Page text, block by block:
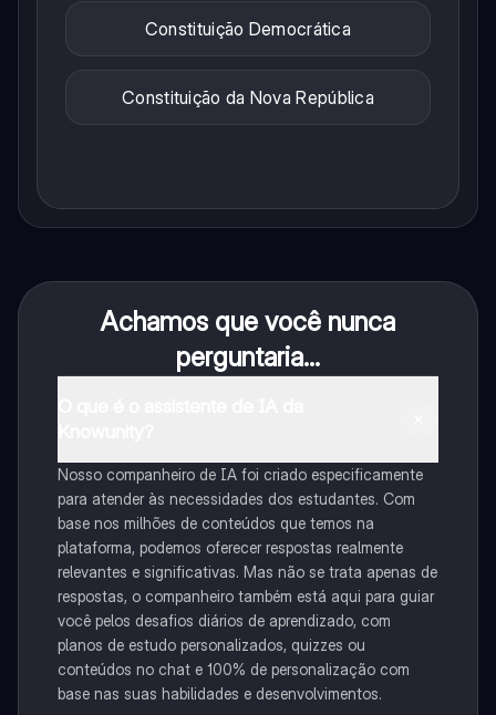
Constituição Democrática
Constituição da Nova República
Achamos que você nunca
perguntaria...
Nosso companheiro de IA foi criado especificamente
para atender às necessidades dos estudantes. Com
base nos milhões de conteúdos que temos na
plataforma, podemos oferecer respostas realmente
relevantes e significativas. Mas não se trata apenas de
respostas, o companheiro também está aqui para guiar
você pelos desafios diários de aprendizado, com
planos de estudo personalizados, quizzes ou
conteúdos no chat e 100% de personalização com
base nas suas habilidades e desenvolvimentos.